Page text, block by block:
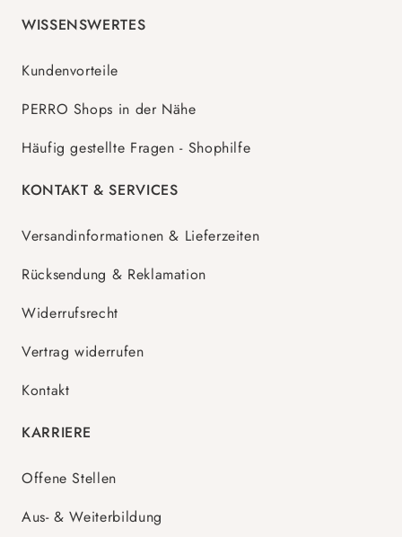
WISSENSWERTES
Kundenvorteile
PERRO Shops in der Nähe
Häufig gestellte Fragen - Shophilfe
KONTAKT & SERVICES
Versandinformationen & Lieferzeiten
Rücksendung & Reklamation
Widerrufsrecht
Vertrag widerrufen
Kontakt
KARRIERE
Offene Stellen
Aus- & Weiterbildung